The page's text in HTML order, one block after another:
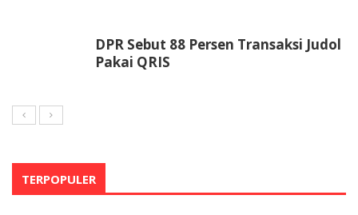
DPR Sebut 88 Persen Transaksi Judol
Pakai QRIS
TERPOPULER